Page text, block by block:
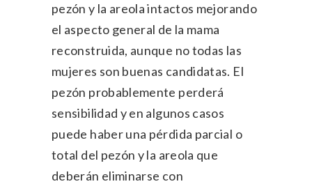
pezón y la areola intactos mejorando
el aspecto general de la mama
reconstruida, aunque no todas las
mujeres son buenas candidatas. El
pezón probablemente perderá
sensibilidad y en algunos casos
puede haber una pérdida parcial o
total del pezón y la areola que
deberán eliminarse con